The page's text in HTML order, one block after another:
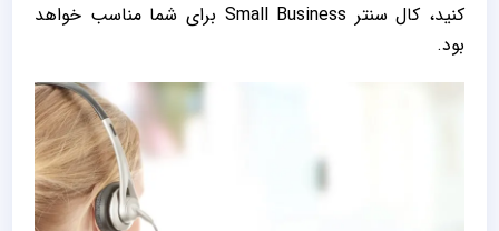
کنید، کال سنتر Small Business برای شما مناسب خواهد
بود.